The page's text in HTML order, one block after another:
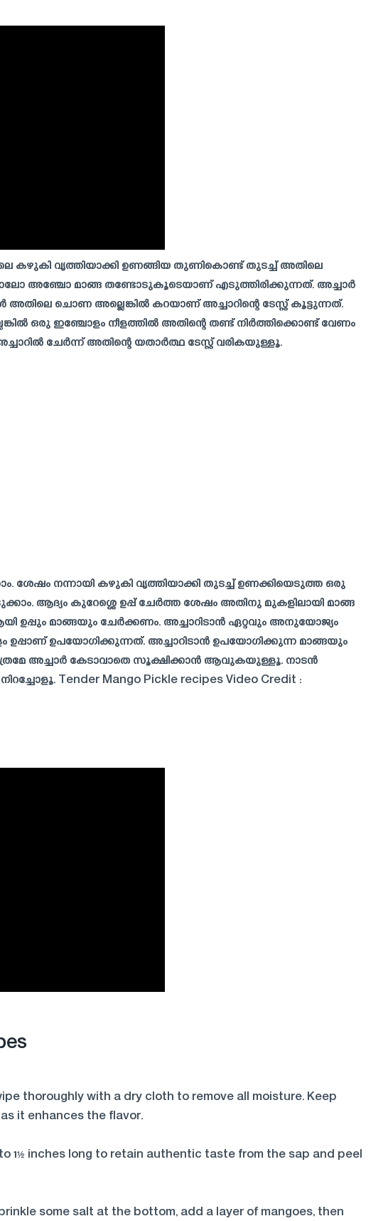
കഴുകി വൃത്തിയാക്കി ഉണങ്ങിയ തുണികൊണ്ട് തുടച്ച് അതിലെ
നാലോ അഞ്ചോ മാങ്ങ തണ്ടോടുകൂടെയാണ് എടുത്തിരിക്കുന്നത്. അച്ചാർ
ചൊണ അല്ലെങ്കിൽ കറയാണ് അച്ചാറിന്റെ ടേസ്റ്റ് കൂട്ടുന്നത്.
ഒരു ഇഞ്ചോളം നീളത്തിൽ അതിന്റെ തണ്ട് നിർത്തിക്കൊണ്ട് വേണം
ചേർന്ന് അതിന്റെ യതാർത്ഥ ടേസ്റ്റ് വരികയുള്ളൂ.
ശേഷം നന്നായി കഴുകി വൃത്തിയാക്കി തുടച്ച് ഉണക്കിയെടുത്ത ഒരു
ആദ്യം കുറേശ്ശെ ഉപ്പ് ചേർത്ത ശേഷം അതിനു മുകളിലായി മാങ്ങ
ഉപ്പും മാങ്ങയും ചേർക്കണം. അച്ചാറിടാൻ ഏറ്റവും അനുയോജ്യം
ഉപ്പാണ് ഉപയോഗിക്കുന്നത്. അച്ചാറിടാൻ ഉപയോഗിക്കുന്ന മാങ്ങയും
അച്ചാർ കേടാവാതെ സൂക്ഷിക്കാൻ ആവുകയുള്ളൂ. നാടൻ
Tender Mango Pickle recipes Video Credit :
thoroughly with a dry cloth to remove all moisture. Keep
it enhances the flavor.
1½ inches long to retain authentic taste from the sap and peel
some salt at the bottom, add a layer of mangoes, then